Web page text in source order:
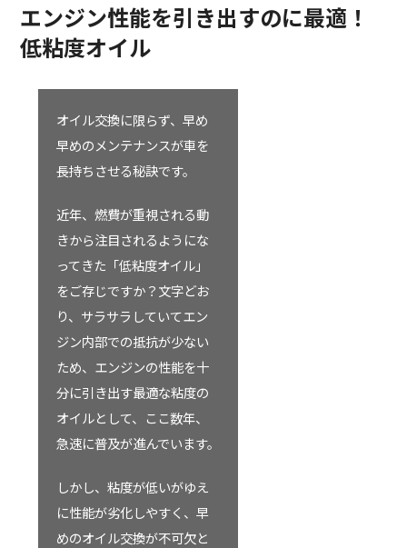
エンジン性能を引き出すのに最適！
低粘度オイル
オイル交換に限らず、早め
早めのメンテナンスが車を
長持ちさせる秘訣です。
近年、燃費が重視される動
きから注目されるようにな
ってきた「低粘度オイル」
をご存じですか？文字どお
り、サラサラしていてエン
ジン内部での抵抗が少ない
ため、エンジンの性能を十
分に引き出す最適な粘度の
オイルとして、ここ数年、
急速に普及が進んでいます。
しかし、粘度が低いがゆえ
に性能が劣化しやすく、早
めのオイル交換が不可欠と